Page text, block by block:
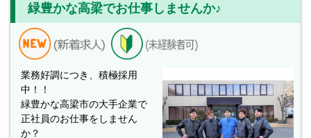
緑豊かな高梁でお仕事しませんか♪
業務好調につき、積極採用
中！！
緑豊かな高梁市の大手企業で
正社員のお仕事をしません
か？